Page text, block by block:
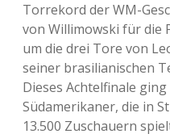
Torrekord der WM-
von Willimowski für die
um die drei Tore von
seiner brasilianischen
Dieses Achtelfinale
Südamerikaner, die in
13.500 Zuschauern